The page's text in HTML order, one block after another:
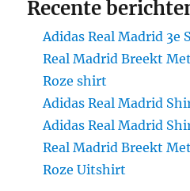
Recente
Adidas Real Madrid
Real Madrid Breekt
Roze shirt
Adidas Real Madrid
Adidas Real Madrid
Real Madrid Breekt
Roze Uitshirt